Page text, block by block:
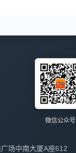
微信公众号
场中南大厦A座612